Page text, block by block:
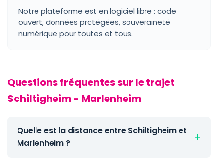
Notre plateforme est en logiciel libre : code
ouvert, données protégées, souveraineté
numérique pour toutes et tous.
Questions fréquentes sur le trajet
Schiltigheim - Marlenheim
Quelle est la distance entre Schiltigheim et
Marlenheim ?